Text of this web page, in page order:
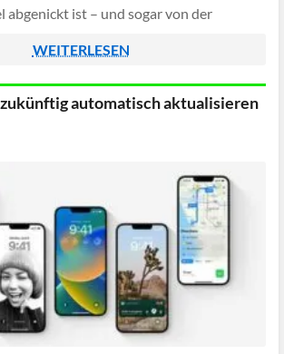
abgenickt ist – und sogar von der
WEITERLESEN
automatisch aktualisieren